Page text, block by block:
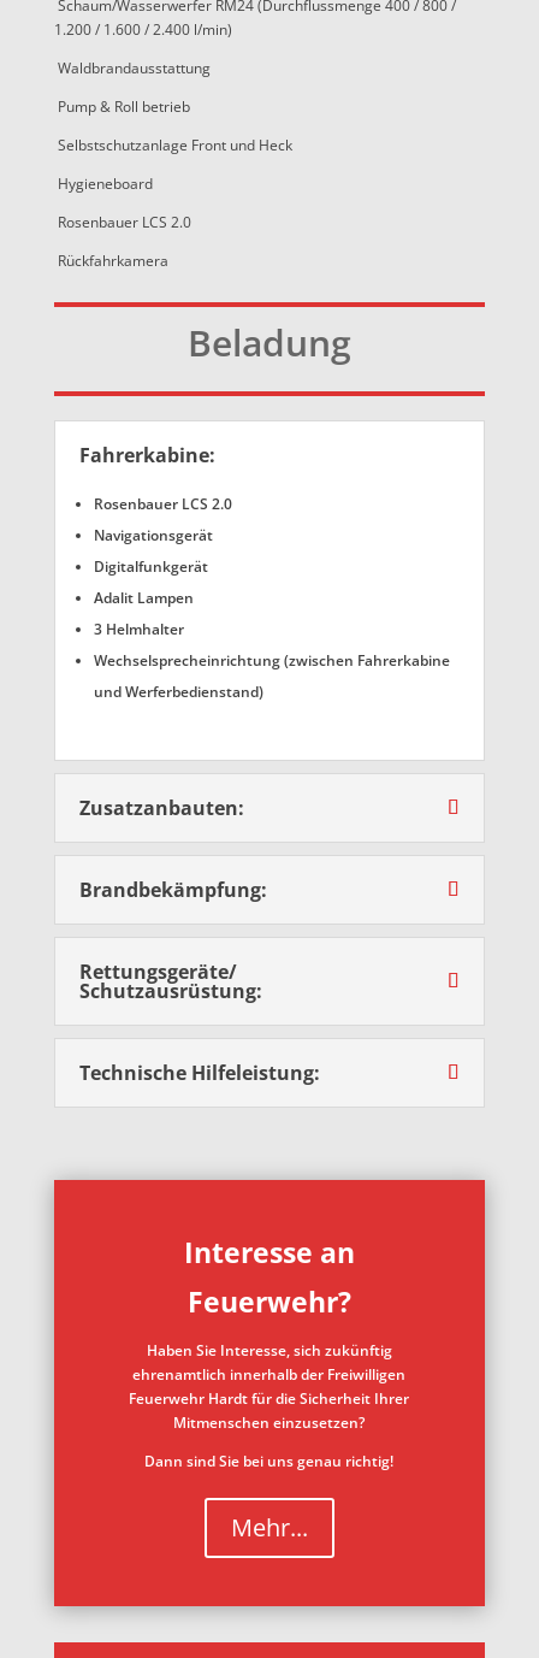
Schaum/Wasserwerfer RM24 (Durchflussmenge 400 / 800 /
1.200 / 1.600 / 2.400 l/min)
Waldbrandausstattung
Pump & Roll betrieb
Selbstschutzanlage Front und Heck
Hygieneboard
Rosenbauer LCS 2.0
Rückfahrkamera
Beladung
Fahrerkabine:
Rosenbauer LCS 2.0
Navigationsgerät
Digitalfunkgerät
Adalit Lampen
3 Helmhalter
Wechselsprecheinrichtung (zwischen Fahrerkabine
und Werferbedienstand)
Zusatzanbauten:
Brandbekämpfung:
Rettungsgeräte/
Schutzausrüstung:
Technische Hilfeleistung:
Interesse an
Feuerwehr?
Haben Sie Interesse, sich zukünftig
ehrenamtlich innerhalb der Freiwilligen
Feuerwehr Hardt für die Sicherheit Ihrer
Mitmenschen einzusetzen?
Dann sind Sie bei uns genau richtig!
Mehr...